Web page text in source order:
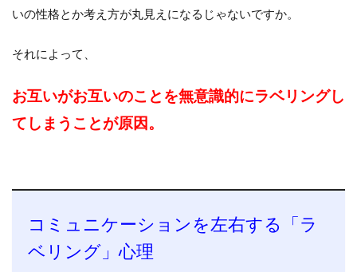
いの性格とか考え方が丸見えになるじゃないですか。
それによって、
お互いがお互いのことを無意識的にラベリングし
てしまうことが原因。
コミュニケーションを左右する「ラ
ベリング」心理